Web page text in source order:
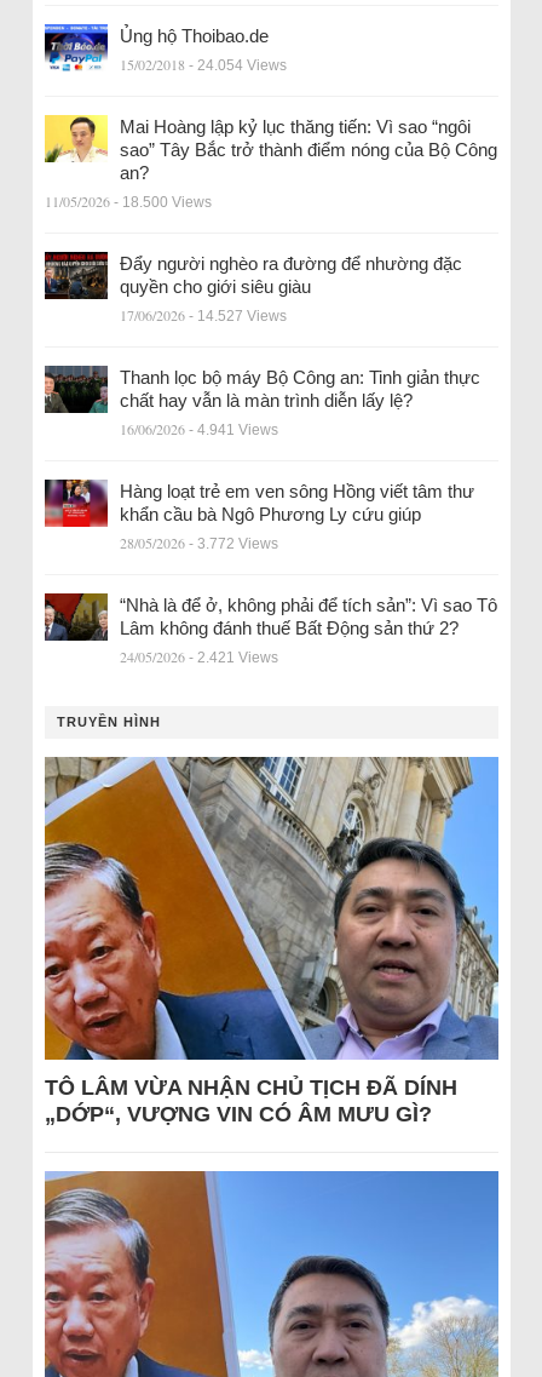
Ủng hộ Thoibao.de
15/02/2018 - 24.054 Views
Mai Hoàng lập kỷ lục thăng tiến: Vì sao “ngôi
sao” Tây Bắc trở thành điểm nóng của Bộ Công
an?
11/05/2026 - 18.500 Views
Đẩy người nghèo ra đường để nhường đặc
quyền cho giới siêu giàu
17/06/2026 - 14.527 Views
Thanh lọc bộ máy Bộ Công an: Tinh giản thực
chất hay vẫn là màn trình diễn lấy lệ?
16/06/2026 - 4.941 Views
Hàng loạt trẻ em ven sông Hồng viết tâm thư
khẩn cầu bà Ngô Phương Ly cứu giúp
28/05/2026 - 3.772 Views
“Nhà là để ở, không phải để tích sản”: Vì sao Tô
Lâm không đánh thuế Bất Động sản thứ 2?
24/05/2026 - 2.421 Views
TRUYỀN HÌNH
TÔ LÂM VỪA NHẬN CHỦ TỊCH ĐÃ DÍNH
„DỚP“, VƯỢNG VIN CÓ ÂM MƯU GÌ?